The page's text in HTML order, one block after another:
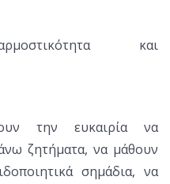
και
την ευκαιρία να
ζητήματα, να μάθουν
σημάδια, να